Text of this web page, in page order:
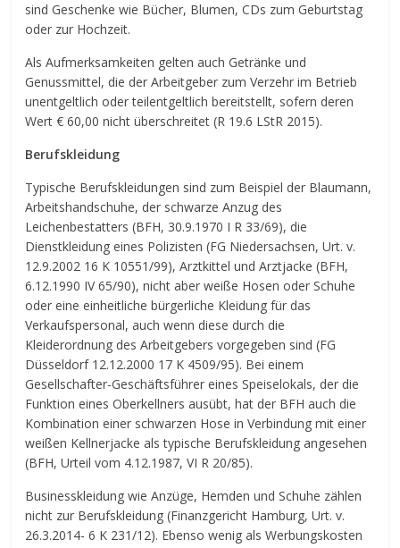
sind Geschenke wie Bücher, Blumen, CDs zum Geburtstag
oder zur Hochzeit.
Als Aufmerksamkeiten gelten auch Getränke und
Genussmittel, die der Arbeitgeber zum Verzehr im Betrieb
unentgeltlich oder teilentgeltlich bereitstellt, sofern deren
Wert € 60,00 nicht überschreitet (R 19.6 LStR 2015).
Berufskleidung
Typische Berufskleidungen sind zum Beispiel der Blaumann,
Arbeitshandschuhe, der schwarze Anzug des
Leichenbestatters (BFH, 30.9.1970 I R 33/69), die
Dienstkleidung eines Polizisten (FG Niedersachsen, Urt. v.
12.9.2002 16 K 10551/99), Arztkittel und Arztjacke (BFH,
6.12.1990 IV 65/90), nicht aber weiße Hosen oder Schuhe
oder eine einheitliche bürgerliche Kleidung für das
Verkaufspersonal, auch wenn diese durch die
Kleiderordnung des Arbeitgebers vorgegeben sind (FG
Düsseldorf 12.12.2000 17 K 4509/95). Bei einem
Gesellschafter-Geschäftsführer eines Speiselokals, der die
Funktion eines Oberkellners ausübt, hat der BFH auch die
Kombination einer schwarzen Hose in Verbindung mit einer
weißen Kellnerjacke als typische Berufskleidung angesehen
(BFH, Urteil vom 4.12.1987, VI R 20/85).
Businesskleidung wie Anzüge, Hemden und Schuhe zählen
nicht zur Berufskleidung (Finanzgericht Hamburg, Urt. v.
26.3.2014- 6 K 231/12). Ebenso wenig als Werbungskosten